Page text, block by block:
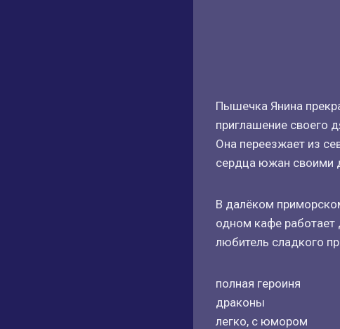
Пышечка Янина
приглашение своего
Она переезжает из
сердца южан своими
В далёком
одном кафе
любитель сладкого
полная героиня
драконы
легко, с юмором